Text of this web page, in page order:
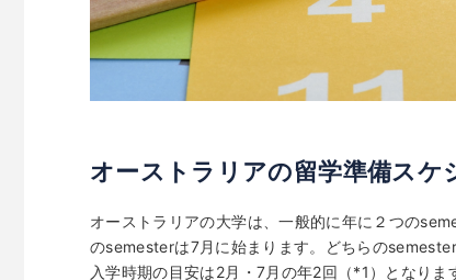
オーストラリアの留学準備スケ
オーストラリアの大学は、一般的に年に２つの
のsemesterは7月に始まります。どちらの
入学時期の目安は2月・7月の年2回（*1）となりま